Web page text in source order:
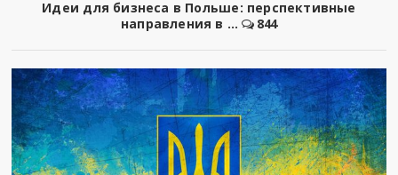
Идеи для бизнеса в Польше: перспективные
направления в ...
844